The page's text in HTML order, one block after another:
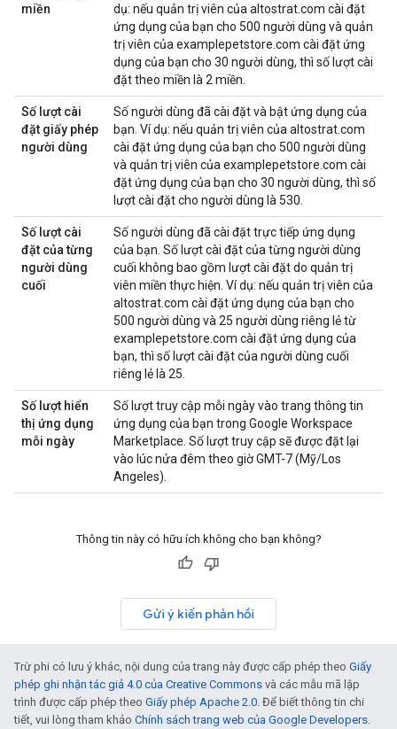
miền
dụ: nếu quản trị viên của altostrat.com cài đặt
ứng dụng của bạn cho 500 người dùng và quản
trị viên của examplepetstore.com cài đặt ứng
dụng của bạn cho 30 người dùng, thì số lượt cài
đặt theo miền là 2 miền.
Số lượt cài
đặt giấy phép
người dùng
Số người dùng đã cài đặt và bật ứng dụng của
bạn. Ví dụ: nếu quản trị viên của altostrat.com
cài đặt ứng dụng của bạn cho 500 người dùng
và quản trị viên của examplepetstore.com cài
đặt ứng dụng của bạn cho 30 người dùng, thì số
lượt cài đặt cho người dùng là 530.
Số lượt cài
đặt của từng
người dùng
cuối
Số người dùng đã cài đặt trực tiếp ứng dụng
của bạn. Số lượt cài đặt của từng người dùng
cuối không bao gồm lượt cài đặt do quản trị
viên miền thực hiện. Ví dụ: nếu quản trị viên của
altostrat.com cài đặt ứng dụng của bạn cho
500 người dùng và 25 người dùng riêng lẻ từ
examplepetstore.com cài đặt ứng dụng của
bạn, thì số lượt cài đặt của người dùng cuối
riêng lẻ là 25.
Số lượt hiển
thị ứng dụng
mỗi ngày
Số lượt truy cập mỗi ngày vào trang thông tin
ứng dụng của bạn trong Google Workspace
Marketplace. Số lượt truy cập sẽ được đặt lại
vào lúc nửa đêm theo giờ GMT-7 (Mỹ/Los
Angeles).
Thông tin này có hữu ích không cho bạn không?
Gửi ý kiến phản hồi
Trừ phi có lưu ý khác, nội dung của trang này được cấp phép theo Giấy
phép ghi nhận tác giả 4.0 của Creative Commons và các mẫu mã lập
trình được cấp phép theo Giấy phép Apache 2.0. Để biết thông tin chi
tiết, vui lòng tham khảo Chính sách trang web của Google Developers.